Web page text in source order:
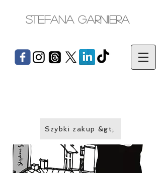
Stefana Garniera
Szybki zakup &gt;